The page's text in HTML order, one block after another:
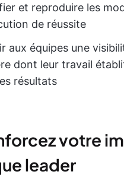
et reproduire les
de réussite
aux équipes une
dont leur travail
résultats
votre
leader